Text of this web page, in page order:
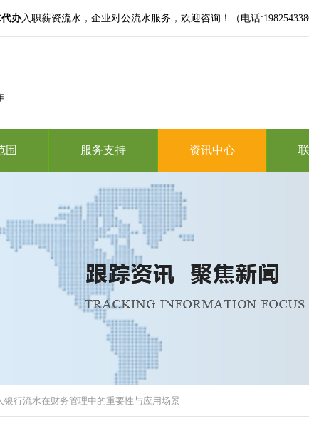
办入职薪资流水，企业对公流水服务，欢迎咨询！（电话
围 服务支持 资讯中心
银行流水在财务管理中的重要性与应用场景